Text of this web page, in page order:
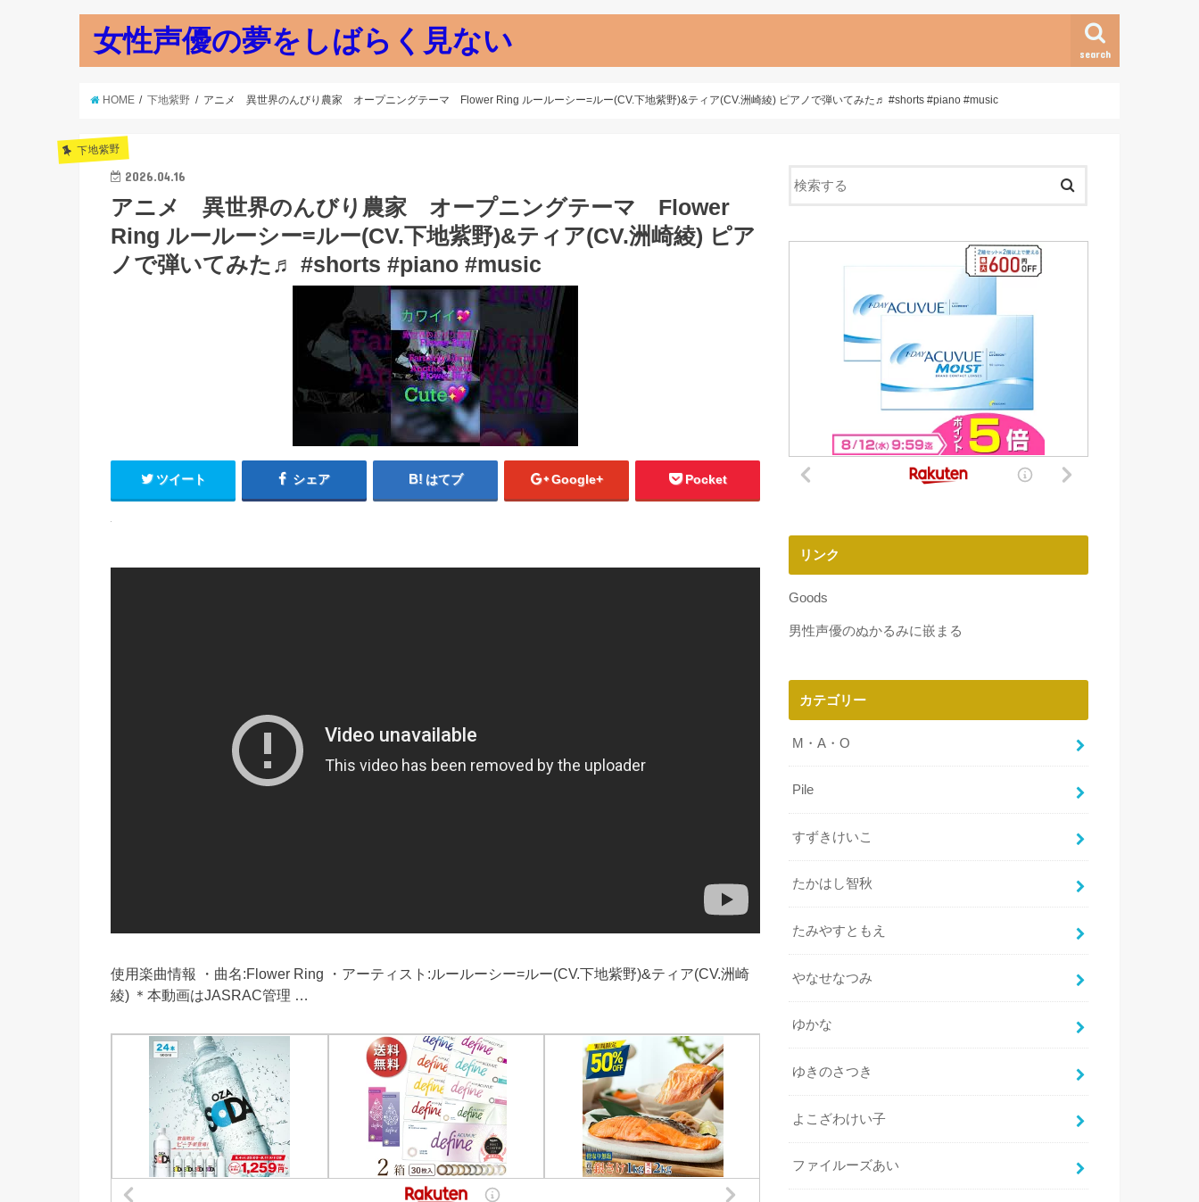
女性声優の夢をしばらく見ない search
HOME 下地紫野 アニメ 異世界のんびり農家 オープニングテーマ Flower Ring ルールーシー=ルー(CV.下地紫野)&ティア(CV.洲崎綾) ピアノで弾いてみた♬ #shorts #piano #music
下地紫野
2026.04.16
アニメ 異世界のんびり農家 オープニングテーマ Flower
Ring ルールーシー=ルー(CV.下地紫野)&ティア(CV.洲崎綾) ピア
ノで弾いてみた♬ #shorts #piano #music
ツイート シェア はてブ Google+ Pocket
使用楽曲情報 ・曲名:Flower Ring ・アーティスト:ルールーシー=ルー(CV.下地紫野)&ティア(CV.洲崎
綾) ＊本動画はJASRAC管理 …
リンク
Goods
男性声優のぬかるみに嵌まる
カテゴリー
M・A・O
Pile
すずきけいこ
たかはし智秋
たみやすともえ
やなせなつみ
ゆかな
ゆきのさつき
よこざわけい子
ファイルーズあい